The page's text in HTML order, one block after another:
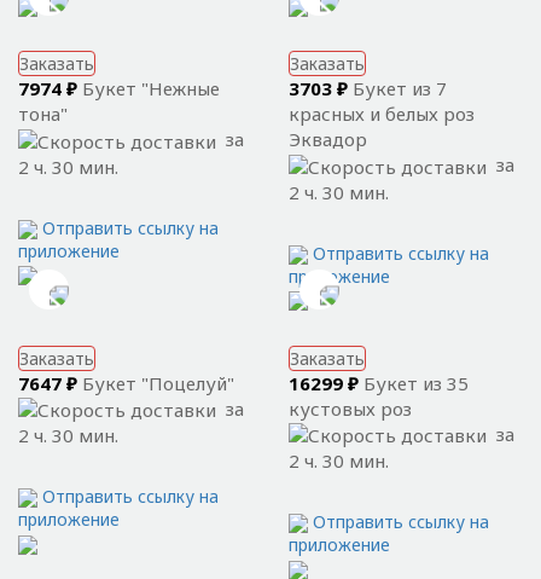
Заказать
7974 ₽ Букет "Нежные
тона"
за
2 ч. 30 мин.
Отправить ссылку на
приложение
Заказать
3703 ₽ Букет из 7
красных и белых роз
Эквадор
за
2 ч. 30 мин.
Отправить ссылку на
приложение
Заказать
7647 ₽ Букет "Поцелуй"
за
2 ч. 30 мин.
Отправить ссылку на
приложение
Заказать
16299 ₽ Букет из 35
кустовых роз
за
2 ч. 30 мин.
Отправить ссылку на
приложение